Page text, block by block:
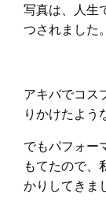
写真は、人生
つされました。
アキバでコス
りかけたよう
でもパフォー
もてたので、
かりしてきま